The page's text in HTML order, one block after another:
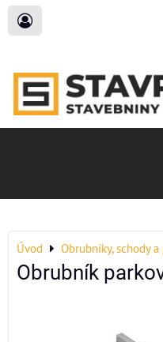
Úvod Obrubníky, schody
Obrubník